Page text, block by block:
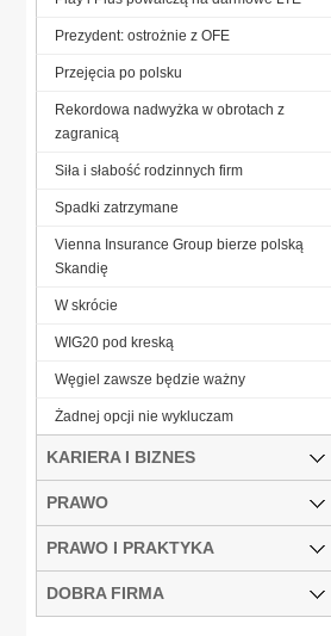
Prezydent: ostrożnie z OFE
Przejęcia po polsku
Rekordowa nadwyżka w obrotach z
zagranicą
Siła i słabość rodzinnych firm
Spadki zatrzymane
Vienna Insurance Group bierze polską
Skandię
W skrócie
WIG20 pod kreską
Węgiel zawsze będzie ważny
Żadnej opcji nie wykluczam
KARIERA I BIZNES
PRAWO
PRAWO I PRAKTYKA
DOBRA FIRMA